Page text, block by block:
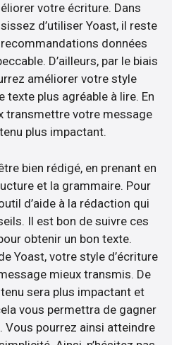
votre écriture. Dans
d’utiliser Yoast, il reste
données
D’ailleurs, par le biais
améliorer votre style
texte plus agréable à lire. En
transmettre votre message
plus impactant.
bien rédigé, en prenant en
et la grammaire. Pour
d’aide à la rédaction qui
Il est bon de suivre ces
obtenir un bon texte.
Yoast, votre style d’écriture
mieux transmis. De
sera plus impactant et
vous permettra de gagner
Vous pourrez ainsi atteindre